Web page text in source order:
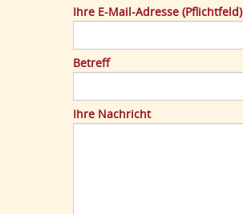
Ihre E-Mail-Adresse (Pflichtfeld)
Betreff
Ihre Nachricht